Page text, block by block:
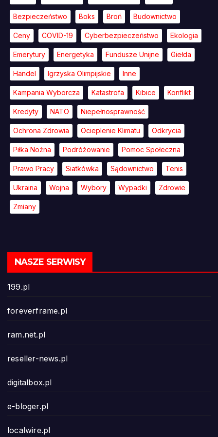
Bezpieczeństwo Boks Broń Budownictwo
Ceny COVID-19 Cyberbezpieczeństwo Ekologia
Emerytury Energetyka Fundusze Unijne Giełda
Handel Igrzyska Olimpijskie Inne
Kampania Wyborcza Katastrofa Kibice Konflikt
Kredyty NATO Niepełnosprawność
Ochrona Zdrowia Ocieplenie Klimatu Odkrycia
Piłka Nożna Podróżowanie Pomoc Społeczna
Prawo Pracy Siatkówka Sądownictwo Tenis
Ukraina Wojna Wybory Wypadki Zdrowie
Zmiany
NASZE SERWISY
199.pl
foreverframe.pl
ram.net.pl
reseller-news.pl
digitalbox.pl
e-bloger.pl
localwire.pl